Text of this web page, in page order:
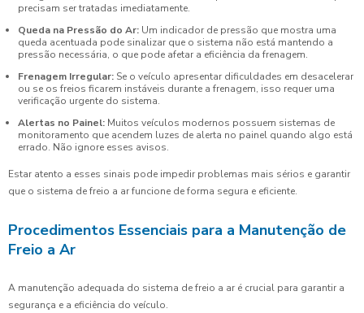
precisam ser tratadas imediatamente.
Queda na Pressão do Ar: Um indicador de pressão que mostra uma
queda acentuada pode sinalizar que o sistema não está mantendo a
pressão necessária, o que pode afetar a eficiência da frenagem.
Frenagem Irregular: Se o veículo apresentar dificuldades em desacelerar
ou se os freios ficarem instáveis durante a frenagem, isso requer uma
verificação urgente do sistema.
Alertas no Painel: Muitos veículos modernos possuem sistemas de
monitoramento que acendem luzes de alerta no painel quando algo está
errado. Não ignore esses avisos.
Estar atento a esses sinais pode impedir problemas mais sérios e garantir
que o sistema de freio a ar funcione de forma segura e eficiente.
Procedimentos Essenciais para a Manutenção de
Freio a Ar
A manutenção adequada do sistema de freio a ar é crucial para garantir a
segurança e a eficiência do veículo.